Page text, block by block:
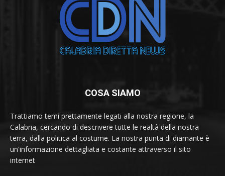
COSA SIAMO
Trattiamo temi prettamente legati alla nostra regione, la
Calabria, cercando di descrivere tutte le realtà della nostra
terra, dalla politica al costume. La nostra punta di diamante è
un'informazione dettagliata e costante attraverso il sito
internet